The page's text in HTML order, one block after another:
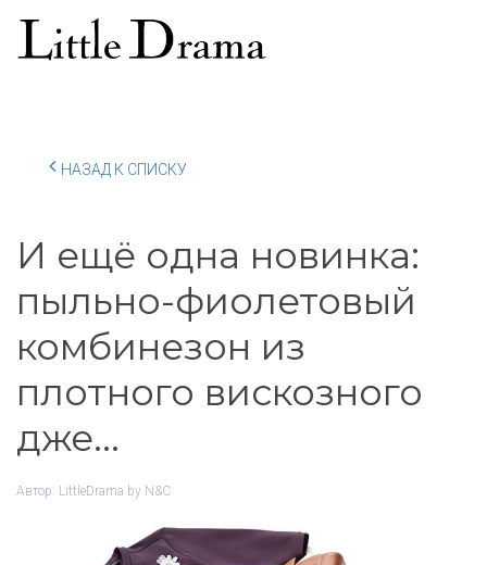
НАЗАД К СПИСКУ
И ещё одна новинка:
пыльно-фиолетовый
комбинезон из
плотного вискозного
дже...
Автор: LittleDrama by N&C